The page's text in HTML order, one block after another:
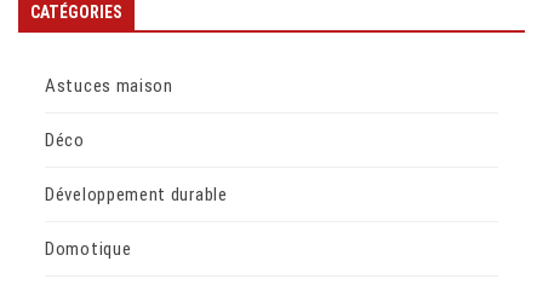
CATÉGORIES
Astuces maison
Déco
Développement durable
Domotique